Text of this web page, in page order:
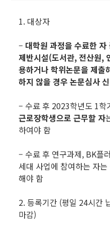
1. 대상자
– 대학원 과정을 수료한 자
제반시설(도서관, 전산원,
용하거나 학위논문을 제출
하지 않을 경우 논문심사
– 수료 후 2023학년도 1학
근로장학생으로 근무할 자
하여야 함
– 수료 후 연구과제, BK플
세대 사업에 참여하는 자
해야 함
2. 등록기간 (평일 24시간
마감)